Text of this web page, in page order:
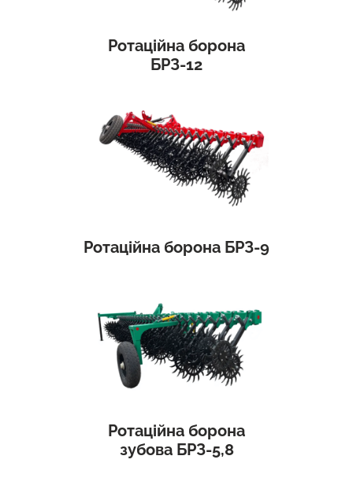
Ротаційна борона
БРЗ-12
Ротаційна борона БРЗ-9
Ротаційна борона
зубова БРЗ-5,8